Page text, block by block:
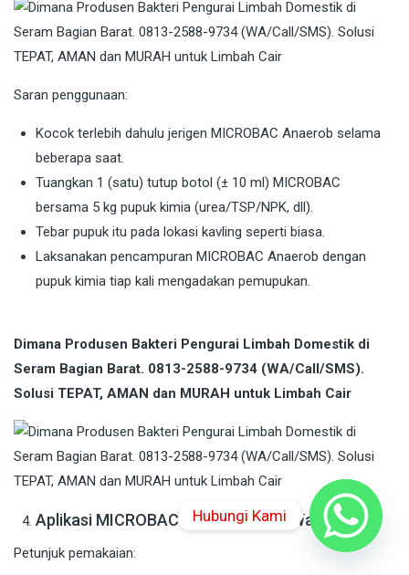
Saran penggunaan:
Kocok terlebih dahulu jerigen MICROBAC Anaerob selama
beberapa saat.
Tuangkan 1 (satu) tutup botol (± 10 ml) MICROBAC
bersama 5 kg pupuk kimia (urea/TSP/NPK, dll).
Tebar pupuk itu pada lokasi kavling seperti biasa.
Laksanakan pencampuran MICROBAC Anaerob dengan
pupuk kimia tiap kali mengadakan pemupukan.
Dimana Produsen Bakteri Pengurai Limbah Domestik di
Seram Bagian Barat. 0813-2588-9734 (WA/Call/SMS).
Solusi TEPAT, AMAN dan MURAH untuk Limbah Cair
Aplikasi MICROBAC Anaerob pada Wastafel
Petunjuk pemakaian:
Hubungi Kami